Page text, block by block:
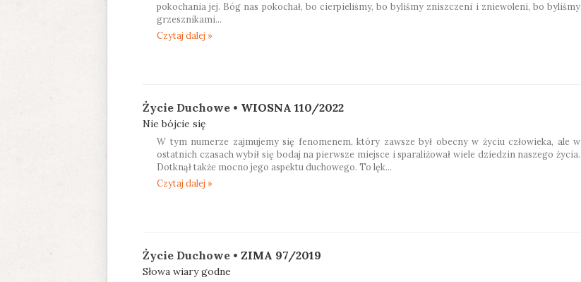
pokochania jej. Bóg nas pokochał, bo cierpieliśmy, bo byliśmy zniszczeni i znie­woleni, bo byliśmy
grzesznikami...
Czytaj dalej »
Życie Duchowe • WIOSNA 110/2022
Nie bójcie się
W tym numerze zajmujemy się fenomenem, który zawsze był obecny w życiu człowieka, ale w
ostatnich czasach wybił się bodaj na pierwsze miejsce i sparaliżował wiele dziedzin naszego życia.
Dotknął także mocno jego aspektu duchowego. To lęk...
Czytaj dalej »
Życie Duchowe • ZIMA 97/2019
Słowa wiary godne